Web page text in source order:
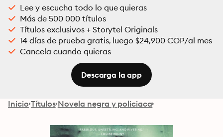
Lee y escucha todo lo que quieras
Más de 500 000 títulos
Títulos exclusivos + Storytel Originals
14 días de prueba gratis, luego $24,900 COP/al mes
Cancela cuando quieras
Descarga la app
Inicio Títulos Novela negra y policiaca